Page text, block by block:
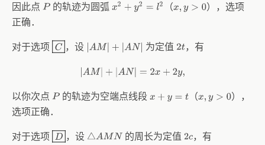
因此点 P 的轨迹为圆弧 x2+ y2 =l2 （x,y >0
），选项
正确．
对于选项 C ，设 AM|+| AN| 为定值 2t，有
AM +|AN =2x +2y
以你次点 P 的轨迹为空端点线段 x+ y= t （x,y >0
），
选项正确．
对于选项 D ，设 △AMN 的周长为定值 2c，有